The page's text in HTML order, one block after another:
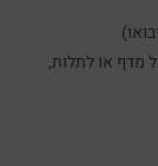
מדף או לתלות,